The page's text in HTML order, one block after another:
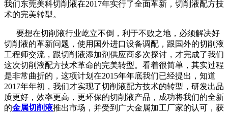
我们东莞美科切削液在2017年实行了全面革新，切削液配方技
术的完美转型。
要想在切削液行业屹立不倒，利于不败之地，必须解决好
切削液的革新问题，使用国外进口设备调配，跟国外的切削液
工程师交流，跟切削液添加剂供应商多次探讨，才完成了我们
这次切削液配方技术革命的完美转型。看着很简单，其实过程
是非常曲折的，这项计划在2015年年底我们已经提出，知道
2017年年初，我们才实现了切削液配方技术的转型，研发出品
质更好，效率更高，更环保的切削液产品，成功将我们的全新
的金属切削液推出市场，并受到广大金属加工厂家的认可，获